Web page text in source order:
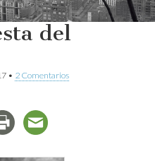
del
• 2 Comentarios